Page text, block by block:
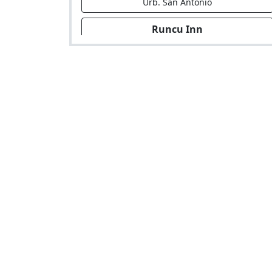
Runcu Inn
Hotel en Av. De La Aviacion 139 Urb.